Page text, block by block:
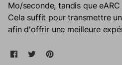
Explorer
Support
Mo/seconde, tandis que
Cela suffit pour transmettre
afin d'offrir une meilleure
Partager sur Facebook
Ouvre dans une nouvelle
Tweeter sur Twitter
Ouvre dans une